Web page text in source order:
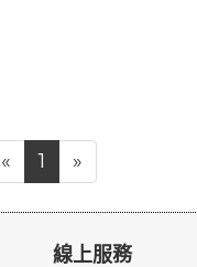
« 1 »
線上服務